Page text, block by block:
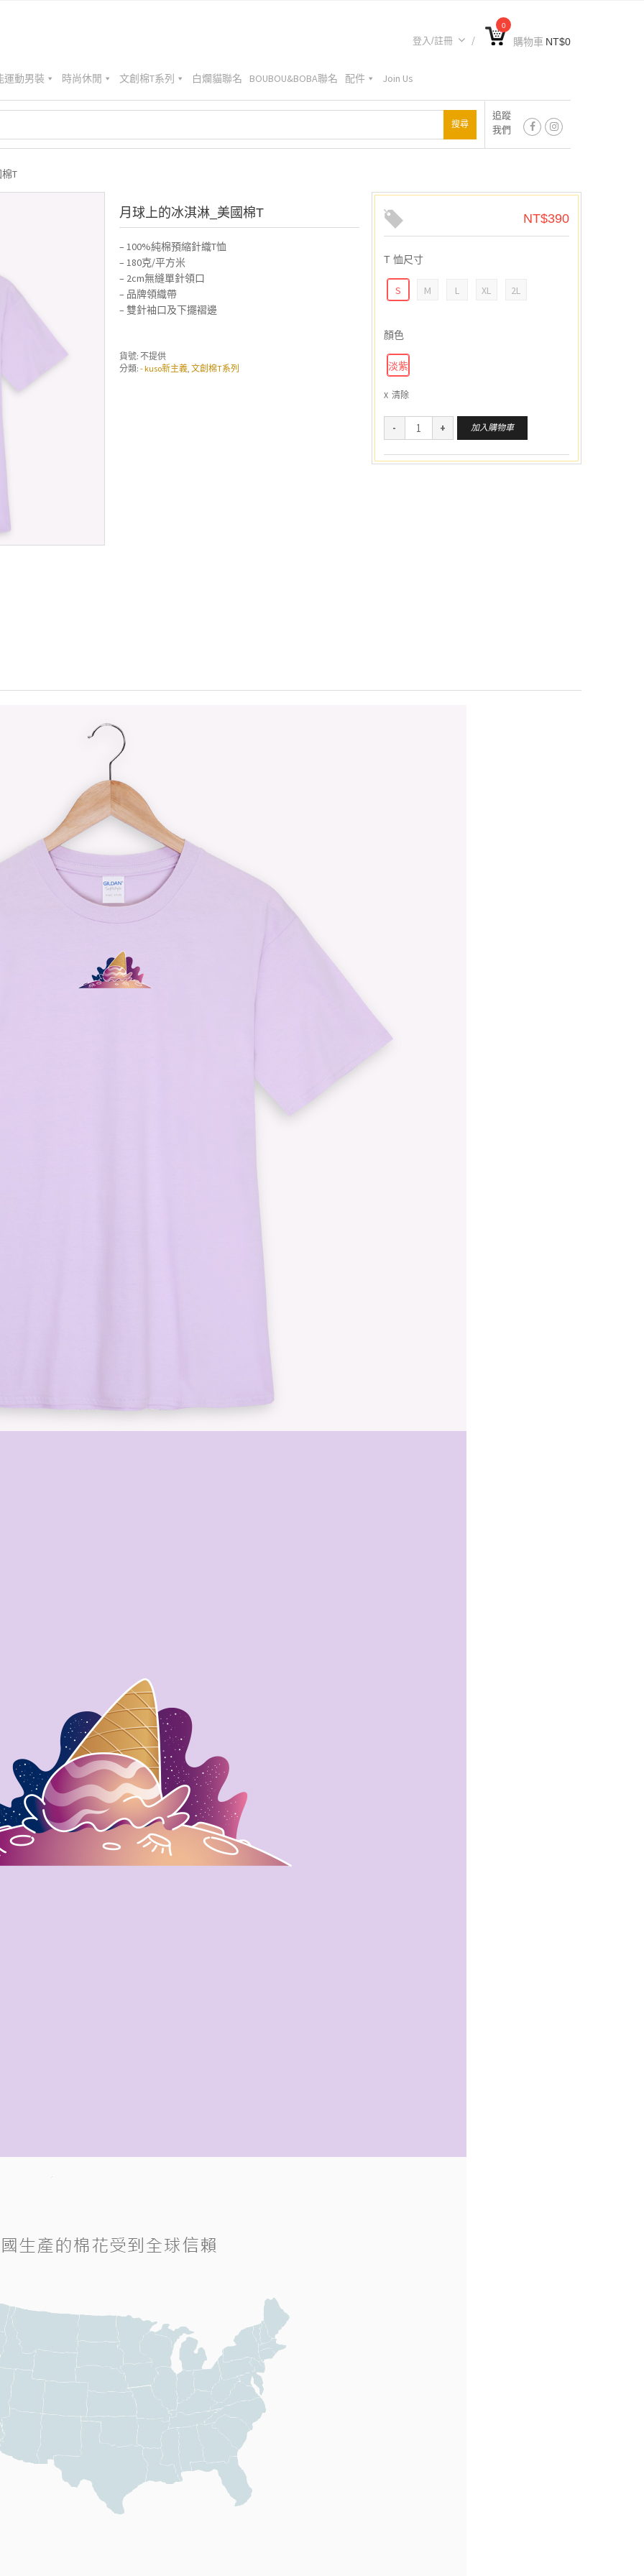
登入/註冊
0
購物車 NT$0
運動男裝 時尚休閒 文創棉T系列 白爛貓聯名 BOUBOU&BOBA聯名 配件 Join Us
追蹤
我們
T
月球上的冰淇淋_美國棉T
– 100%純棉預縮針織T恤
– 180克/平方米
– 2cm無縫單針領口
– 品牌領織帶
– 雙針袖口及下擺褶邊
貨號: 不提供
分類: - kuso新主義, 文創棉T系列
NT$390
T 恤尺寸
S M L XL 2L
顏色
淡紫
清除
加入購物車